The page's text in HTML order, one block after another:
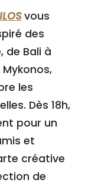
vous
des
de Bali à
les
Dès 18h,
pour un
et
créative
de